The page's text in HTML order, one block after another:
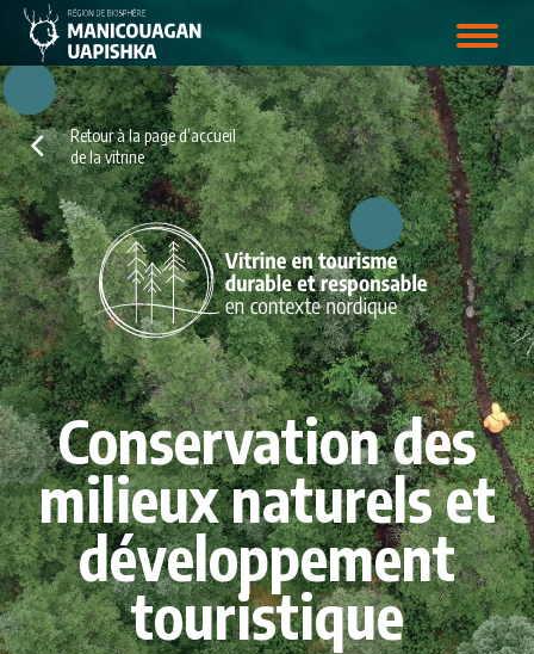
Retour à la page d’accueil
de la vitrine
Conservation des
milieux naturels et
développement
touristique